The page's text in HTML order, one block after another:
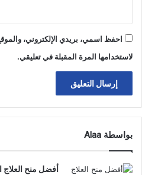
احفظ اسمي، بريدي الإلكتروني،
لاستخدامها المرة المقبلة في تعليقي.
بواسطة Alaa
أفضل منح